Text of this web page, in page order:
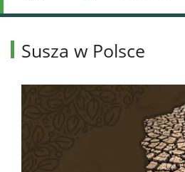
Susza w Polsce